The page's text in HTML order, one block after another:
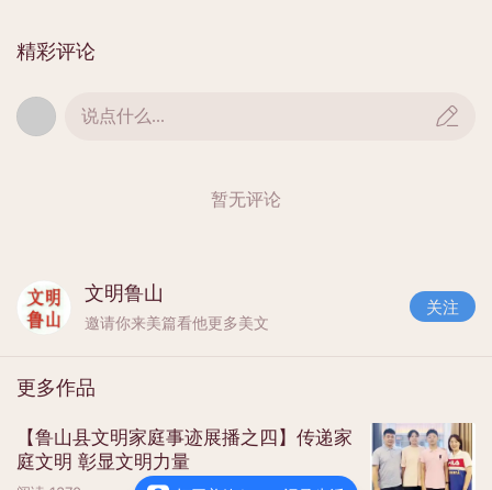
（管委会）主任及主抓副职等现场汇报工作，
创文指挥部相关同志陪同。
精彩评论
说点什么...
暂无评论
文明鲁山
邀请你来美篇看他更多美文
关注
更多作品
【鲁山县文明家庭事迹展播之四】传递家
庭文明 彰显文明力量